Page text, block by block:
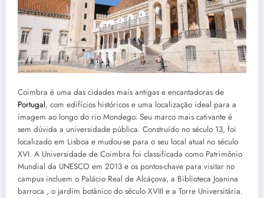
Coimbra é uma das cidades mais antigas e encantadoras de
Portugal, com edifícios históricos e uma localização ideal para a
imagem ao longo do rio Mondego. Seu marco mais cativante é
sem dúvida a universidade pública. Construído no século 13, foi
localizado em Lisboa e mudou-se para o seu local atual no século
XVI. A Universidade de Coimbra foi classificada como Patrimônio
Mundial da UNESCO em 2013 e os pontos-chave para visitar no
campus incluem o Palácio Real de Alcáçova, a Biblioteca Joanina
barroca , o jardim botânico do século XVIII e a Torre Universitária.